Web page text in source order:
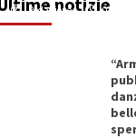
Redazione 07/08/